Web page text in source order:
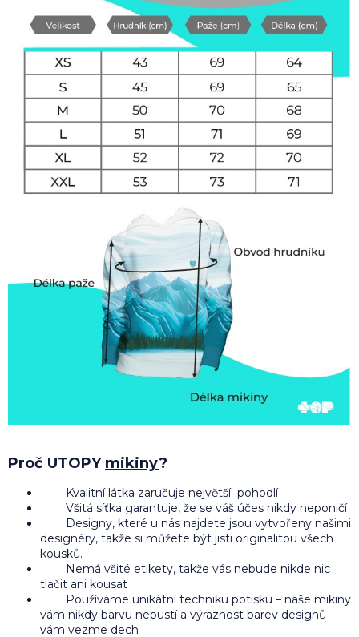
Proč UTOPY mikiny?
Kvalitní látka zaručuje největší pohodlí
Všitá síťka garantuje, že se váš účes nikdy neponičí
Designy, které u nás najdete jsou vytvořeny našimi
designéry, takže si můžete být jisti originalitou všech
kousků.
Nemá všité etikety, takže vás nebude nikde nic
tlačit ani kousat
Používáme unikátní techniku potisku – naše mikiny
vám nikdy barvu nepustí a výraznost barev designů
vám vezme dech